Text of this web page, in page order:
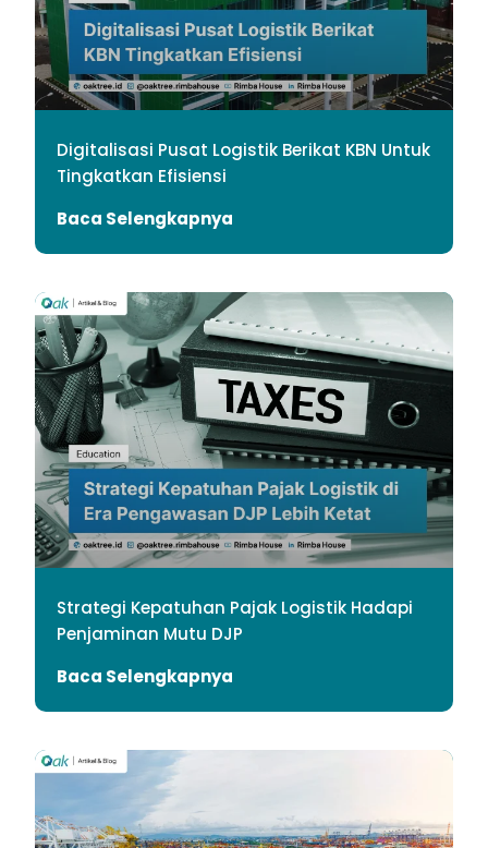
Digitalisasi Pusat Logistik Berikat KBN Untuk
Tingkatkan Efisiensi
Baca Selengkapnya
Strategi Kepatuhan Pajak Logistik Hadapi
Penjaminan Mutu DJP
Baca Selengkapnya